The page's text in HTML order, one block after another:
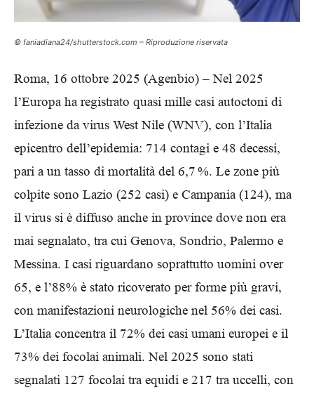
© faniadiana24/shutterstock.com – Riproduzione riservata
Roma, 16 ottobre 2025 (Agenbio) – Nel 2025
l’Europa ha registrato quasi mille casi autoctoni di
infezione da virus West Nile (WNV), con l’Italia
epicentro dell’epidemia: 714 contagi e 48 decessi,
pari a un tasso di mortalità del 6,7 %. Le zone più
colpite sono Lazio (252 casi) e Campania (124), ma
il virus si è diffuso anche in province dove non era
mai segnalato, tra cui Genova, Sondrio, Palermo e
Messina. I casi riguardano soprattutto uomini over
65, e l’88% è stato ricoverato per forme più gravi,
con manifestazioni neurologiche nel 56% dei casi.
L’Italia concentra il 72% dei casi umani europei e il
73% dei focolai animali. Nel 2025 sono stati
segnalati 127 focolai tra equidi e 217 tra uccelli, con